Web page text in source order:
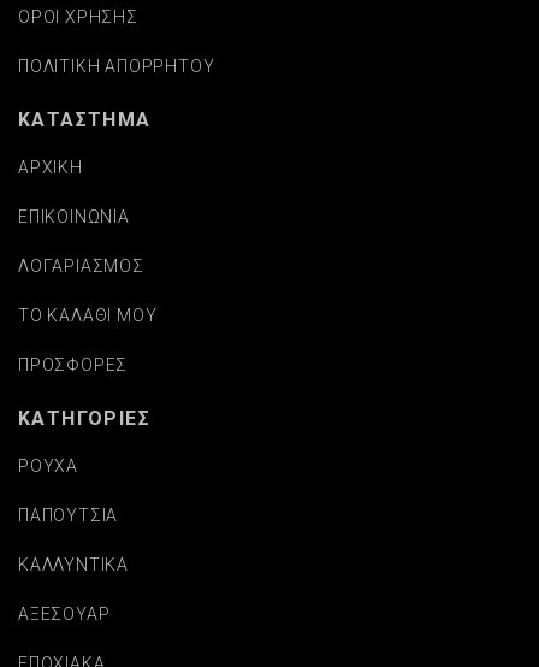
ΟΡΟΙ ΧΡΗΣΗΣ
ΠΟΛΙΤΙΚΗ ΑΠΟΡΡΗΤΟΥ
ΚΑΤΑΣΤΗΜΑ
ΑΡΧΙΚΗ
ΕΠΙΚΟΙΝΩΝΙΑ
ΛΟΓΑΡΙΑΣΜΟΣ
ΤΟ ΚΑΛΑΘΙ ΜΟΥ
ΠΡΟΣΦΟΡΕΣ
ΚΑΤΗΓΟΡΙΕΣ
ΡΟΥΧΑ
ΠΑΠΟΥΤΣΙΑ
ΚΑΛΛΥΝΤΙΚΑ
ΑΞΕΣΟΥΑΡ